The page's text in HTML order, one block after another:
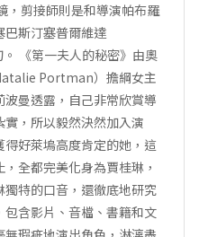
剪接師則是和導演帕布羅
巴斯汀塞普爾維達
《第一夫人的秘密》由奧
Portman）擔綱女主
曼透露，自己非常欣賞導
，所以毅然決然加入演
好萊塢高度肯定的她，這
全都完美化身為賈桂琳，
特的口音，還徹底地研究
含影片、音檔、書籍和文